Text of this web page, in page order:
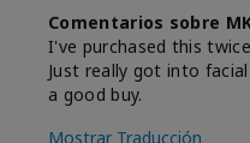
Comentarios sobre
I've purchased this
Just really got into
a good buy.
Mostrar Traducción